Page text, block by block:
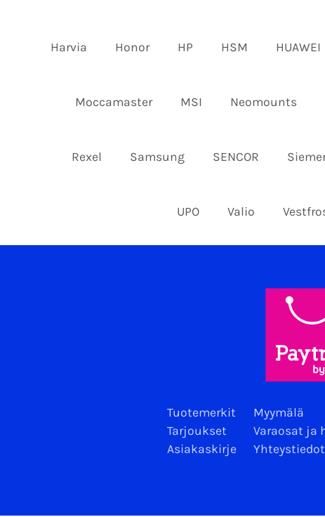
Harvia Honor HP HSM HUAWEI
Moccamaster MSI Neomounts
Rexel Samsung SENCOR
UPO Valio
Tuotemerkit
Tarjoukset
Asiakaskirje
Myymälä
Varaosat ja
Yhteystiedot